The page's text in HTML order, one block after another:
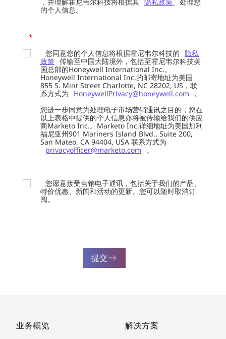
的个人信息。
*
您同意您的个人信息将根据霍尼韦尔科技的 隐私
政策 传输至中国大陆境外，包括至霍尼韦尔科技美
国总部的Honeywell International Inc.。
Honeywell International Inc.的邮寄地址为美国
855 S. Mint Street Charlotte, NC 28202, US，联
系方式为
HoneywellPrivacy@honeywell.com
。
您进一步同意为处理电子市场营销通讯之目的，您在
以上表格中提供的个人信息亦将被传输给我们的供应
商Marketo Inc.。Marketo Inc.详细地址为美国加利
福尼亚州901 Mariners Island Blvd., Suite 200,
San Mateo, CA 94404, USA 联系方式为
privacyofficer@marketo.com
。
您愿意接受营销电子通讯，包括关于我们的产品、
特价优惠、新闻和活动的更新。您可以随时取消订
阅。
提交
业务概览
解决方案